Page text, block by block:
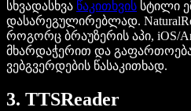
სხვადასხვა წაკითხვის სტილი
დასარეგულირებლად.
როგორც ბრაუზერის აპი, iOS/
მხარდაჭერით და
ვებგვერდების წასაკითხად.
3. TTSReader